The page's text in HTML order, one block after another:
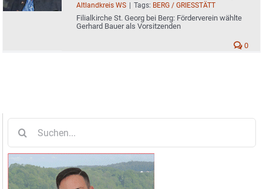
Altlandkreis WS | Tags: BERG / GRIESSTÄTT
Filialkirche St. Georg bei Berg: Förderverein wählte
Gerhard Bauer als Vorsitzenden
0
nach: